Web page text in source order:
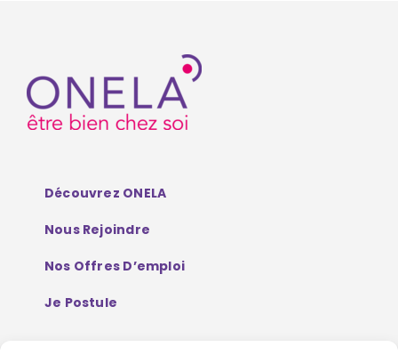
Découvrez ONELA
Nous Rejoindre
Nos Offres D’emploi
Je Postule